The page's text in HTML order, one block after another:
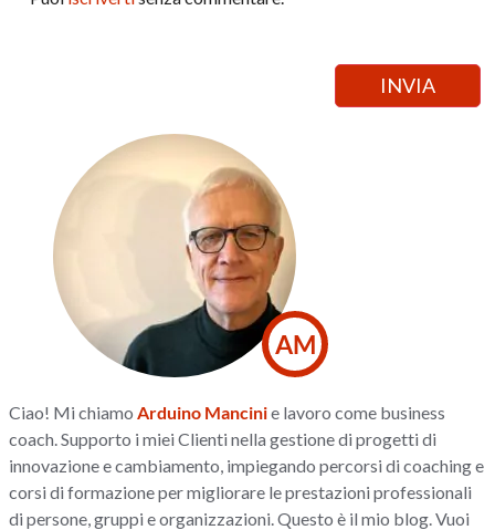
AM
Ciao! Mi chiamo Arduino Mancinie lavoro come business
coach. Supporto i miei Clienti nella gestione di progetti di
innovazione e cambiamento, impiegando percorsi di coaching e
corsi di formazione per migliorare le prestazioni professionali
di persone, gruppi e organizzazioni. Questo è il mio blog. Vuoi